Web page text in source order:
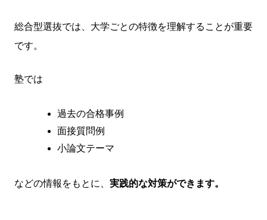
総合型選抜では、大学ごとの特徴を理解することが重要
です。
塾では
過去の合格事例
面接質問例
小論文テーマ
などの情報をもとに、 実践的な対策ができます。